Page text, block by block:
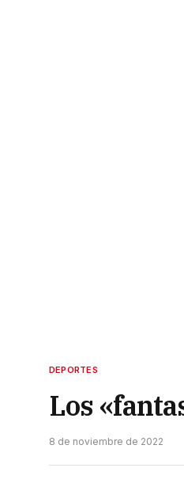
DEPORTES
Los
8 de noviembre de 2022